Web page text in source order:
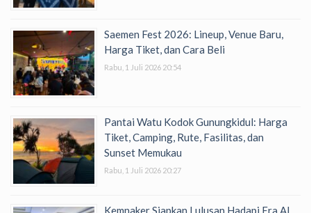
Saemen Fest 2026: Lineup, Venue Baru,
Harga Tiket, dan Cara Beli
Rabu, 1 Juli 2026 20:54
Pantai Watu Kodok Gunungkidul: Harga
Tiket, Camping, Rute, Fasilitas, dan
Sunset Memukau
Rabu, 1 Juli 2026 20:27
Kemnaker Siapkan Lulusan Hadapi Era AI